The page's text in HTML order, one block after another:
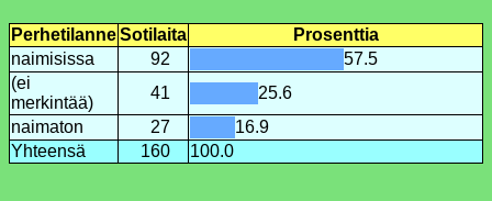
PerhetilanneSotilaita
Prosenttia
naimisissa
92
57.5
(ei
merkintää)
41
25.6
naimaton
27
16.9
Yhteensä
160 100.0